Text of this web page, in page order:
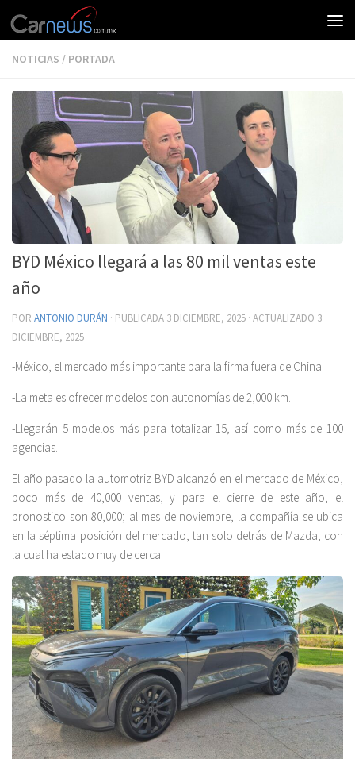
NOTICIAS / PORTADA
BYD México llegará a las 80 mil ventas este
año
POR ANTONIO DURÁN · PUBLICADA 3 DICIEMBRE, 2025 · ACTUALIZADO 3
DICIEMBRE, 2025
-México, el mercado más importante para la firma fuera de China.
-La meta es ofrecer modelos con autonomías de 2,000 km.
-Llegarán 5 modelos más para totalizar 15, así como más de 100
agencias.
El año pasado la automotriz BYD alcanzó en el mercado de México,
poco más de 40,000 ventas, y para el cierre de este año, el
pronostico son 80,000; al mes de noviembre, la compañía se ubica
en la séptima posición del mercado, tan solo detrás de Mazda, con
la cual ha estado muy de cerca.